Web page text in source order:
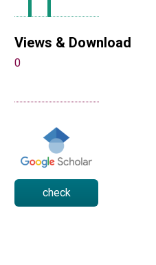
Views & Download
0
check